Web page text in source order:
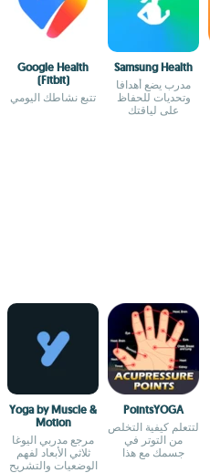
Samsung Health
مدرب يضع أهدافا
وتحديات للحفاظ
على لياقتك
Google Health
(Fitbit)
تتبع نشاطك اليومي
PointsYOGA
لتتعلم كيفية التخلص
من التوتر في
جسمك مع هذا
Yoga by Muscle &
Motion
مرجع مدربي اليوغا
ثلاثي الأبعاد لفهم
الوضعيات والتشريح